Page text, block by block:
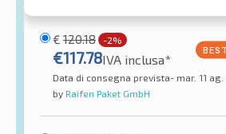
€ 120.18 -2%
€117.78IVA inclusa*
Data di consegna prevista- mar. 11 ag.
by Raifen Paket GmbH